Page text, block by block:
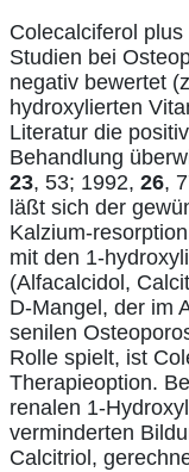
Colecalciferol
Studien bei
negativ bewertet
hydroxylierten
Literatur die
Behandlung
23, 53; 1992, 26,
läßt sich der
Kalzium-
mit den 1-
(Alfacalcidol,
D-Mangel, der im
senilen
Rolle spielt, ist
Therapieoption.
renalen 1-
verminderten
Calcitriol,